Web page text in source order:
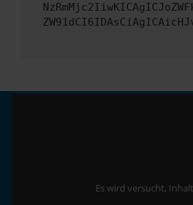
Es wird versucht,